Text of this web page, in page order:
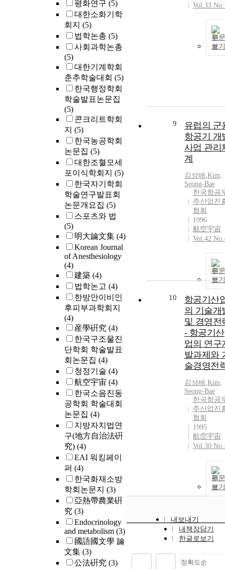
평화연구 (5)
대한소화기학
회지 (5)
법학논총 (5)
사회과학논총
(5)
대한기계학회
춘추학술대회 (5)
한국행정학회
학술발표논문집
(5)
콘크리트학회
지 (5)
한국농공학회
논문집 (5)
대한조혈모세
포이식학회지 (5)
한국자기학회
학술연구발표회
논문개요집 (5)
스포츠와 법
(5)
明大論文集 (4)
Korean Journal
of Anesthesiology
(4)
建築 (4)
법학논고 (4)
한방안이비인
후피부과학회지
(4)
産學硏究 (4)
한국구조물진
단학회 학술발표
회논문집 (4)
청정기술 (4)
航空宇宙 (4)
한국소음진동
공학회 학술대회
논문집 (4)
지방자치법연
구(地方自治法硏
究) (4)
EAI 워킹페이
퍼 (4)
한국화재소방
학회논문지 (3)
亞熱帶農業硏
究 (3)
Endocrinology
and metabolism (3)
國語國文學 論
文集 (3)
公法硏究 (3)
Vol.33
원문
보기
9
유럽의 군
항공기 개
사업 관리
계
김성배 ,Kim,
Seong-Bae
한국항공
주산업진
협회
1996
航空宇宙
Vol.42
원문
보기
10
항공기산
의 기술개
및 경영전
- 항공기산
업의 연구
발과제와
술경영전
김성배 ,Kim,
Seong-Bae
한국항공
주산업진
협회
1995
航空宇宙
Vol.30
원문
보기
내보내기
내책장담기
한글로보기
정확도순